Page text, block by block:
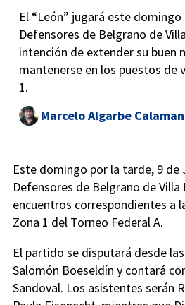
El “León” jugará este
Defensores de Belgrano de
intención de extender su buen
mantenerse en los puestos de
1.
Marcelo Algarbe
Este domingo por la tarde, 9 de
Defensores de Belgrano de
encuentros correspondientes a
Zona 1 del Torneo Federal A.
El partido se disputará desde
Salomón Boeseldín y contará
Sandoval. Los asistentes serán